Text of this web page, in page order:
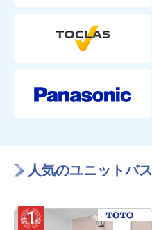
人気のユニットバス